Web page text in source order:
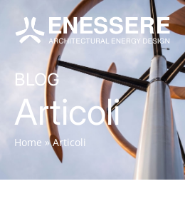
BLOG
Articoli
Home »Articoli